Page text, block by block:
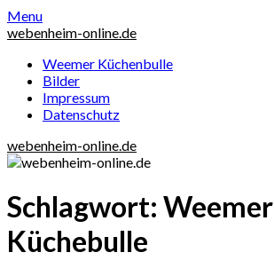
Skip
to
Menu
webenheim-online.de
Weemer Küchenbulle
Bilder
Impressum
Datenschutz
webenheim-online.de
Schlagwort: Weemer
Küchebulle